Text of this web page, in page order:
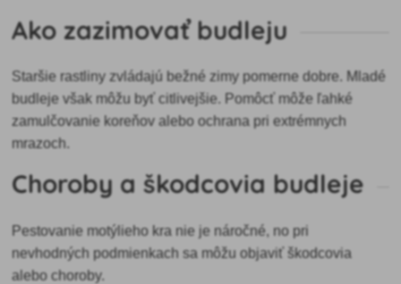
Ako zazimovať budleju
Staršie rastliny zvládajú bežné zimy pomerne dobre. Mladé
budleje však môžu byť citlivejšie. Pomôcť môže ľahké
zamulčovanie koreňov alebo ochrana pri extrémnych
mrazoch.
Choroby a škodcovia budleje
Pestovanie motýlieho kra nie je náročné, no pri
nevhodných podmienkach sa môžu objaviť škodcovia
alebo choroby.